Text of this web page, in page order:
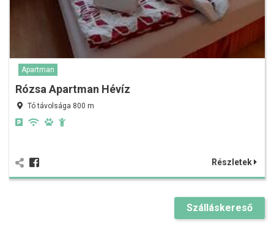
Apartman
Rózsa Apartman Hévíz
Tó távolsága 800 m
Részletek
Szálláskereső